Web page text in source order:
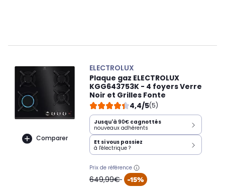
Comparer
ELECTROLUX
Plaque gaz ELECTROLUX
KGG643753K - 4 foyers Verre
Noir et Grilles Fonte
4,4/5(5)
Jusqu'à 90€ cagnottés
nouveaux adhérents
Et si vous passiez
à l'électrique ?
Prix de référence
oldPrice
649,99€ -15%